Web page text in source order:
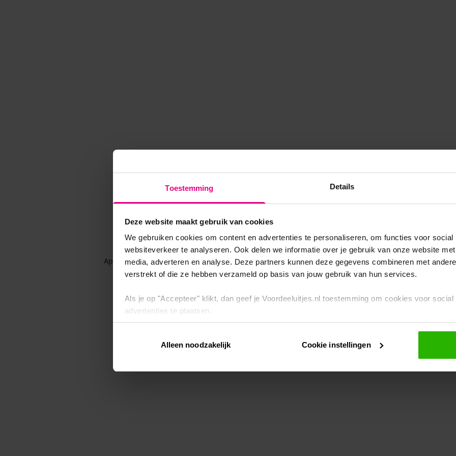
Toestemming Details
Deze website maakt gebruik van cookies
We gebruiken cookies om content en advertenties te personaliseren, om functies voor
websiteverkeer te analyseren. Ook delen we informatie over je gebruik van onze website
media, adverteren en analyse. Deze partners kunnen deze gegevens combineren met
verstrekt of die ze hebben verzameld op basis van jouw gebruik van hun services.
Als je op "Accepteer" klikt, dan geef je Voordeeluitjes.nl toestemming om cookies voor
advertenties te plaatsen.
Via "Cookie instellingen" kun je ook zelf instellen welke cookies worden geplaatst. Je kunt je
intrekken op onscookiebeleid.
Alleen noodzakelijk Cookie instellingen
Application error: a client-side exception has occurred while loadingwww.voordeeluitjes.nl (see the